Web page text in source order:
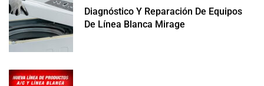
Diagnóstico Y Reparación De Equipos
De Línea Blanca Mirage